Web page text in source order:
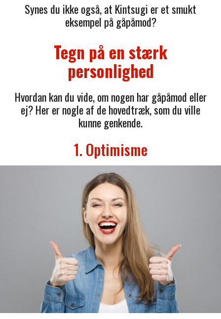
Synes du ikke også, at Kintsugi er et smukt
eksempel på gåpåmod?
Tegn på en stærk
personlighed
Hvordan kan du vide, om nogen har gåpåmod eller
ej? Her er nogle af de hovedtræk, som du ville
kunne genkende.
1. Optimisme